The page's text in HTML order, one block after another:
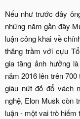
Nếu như trước đây
những năm gần đây
luận công khai về
thăng trầm với cựu
gia tăng ảnh hưởng
năm 2016 lên trên
giàu nứt đố đổ vách
nghệ, Elon Musk còn
luận - một vai trò